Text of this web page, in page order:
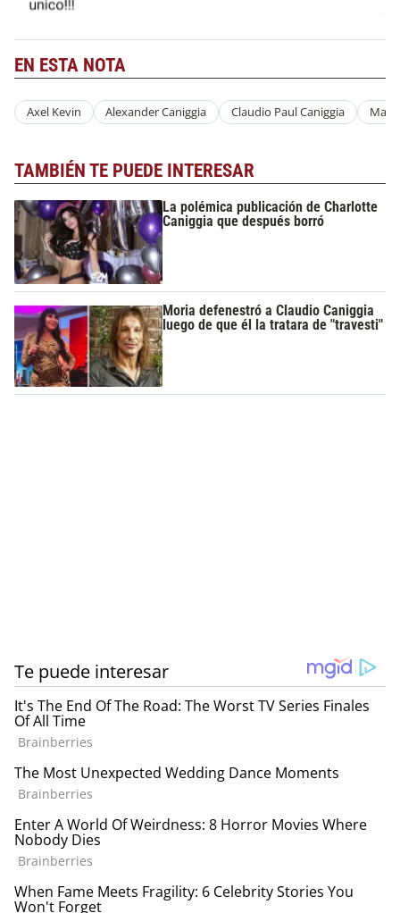
EN ESTA NOTA
Axel Kevin Alexander Caniggia Claudio Paul Caniggia
TAMBIÉN TE PUEDE INTERESAR
La polémica publicación de Charlotte
Caniggia que después borró
Moria defenestró a Claudio Caniggia
luego de que él la tratara de "travesti"